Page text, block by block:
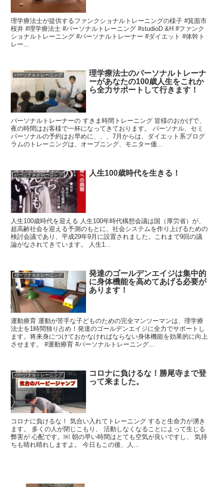
理学療法士が提供するファンクショナルトレーニングの様子 #箕面市
桜井 #理学療法士 #パーソナルトレーニング #studioD &H #ファンク
ショナルトレーニング #パーソナルトレーナー #ダイエット #体幹ト
レー...
パーソナルトレーニング
理学療法士のパーソナルトレーナ
ーがあなたの100歳人生をこれか
ら全力サポートして行きます！
パーソナルトレーナーの すきま時間トレーニング 皆様のおかげで、
夜の時間はお客様で一杯になってきております。 パーソナル、セミ
パーソナルの予約はお早めに、、、7月からは、ダイエット系プログ
ラムのトレーニングは、オープニング、モニター価...
パーソナルトレーニング 人生100歳時代を生きる！
人生100歳時代を迎える 人生100年時代構想会議は国（厚労省）が、
超高齢社会を迎える予測のもとに、社会システムを作り上げるための
検討会議であり、平成29年9月に設置されました。これまで9回の議
論がなされてきています。 人生1...
パーソナルトレーニング
発達のゴールデンエイジは集中的
に身体機能を高めてあげる必要が
あります！
運動療育 運動が苦手な子どものための完全マンツーマンは、理学療
法士を1時間独り占め！発達のゴールデンエイジに全力でサポートし
ます。将来身につけておかなければならない身体機能を効果的に向上
させます。 #運動療育 #パーソナルトレーニング...
パーソナルトレーニング
コロナに負けるな！勝尾寺まで登
って来ました。
コロナに負けるな！ 気合い入れてトレーニング すると生命力が湧き
ます。 多くの人が閉じこもり、 活動しなくなることによって生じる
弊害が 心配です。￼ 朝の早い時間はとても空気が良いですし、 気持
ちも晴れ晴れしますよ。 今日もこの後、人...